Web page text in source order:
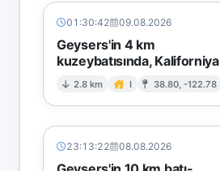
01:30:42 09.08.2026
Geysers'in 4 km
kuzeybatısında, Kaliforniya
2.8 km I 38.80, -122.78
23:13:22 08.08.2026